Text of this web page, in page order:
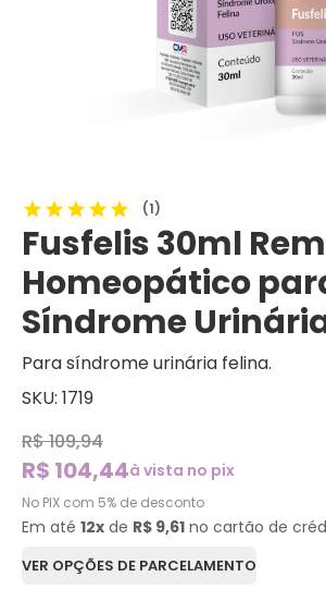
(1)
Fusfelis 30ml
Homeopático
Síndrome
Para síndrome urinária felina.
SKU: 1719
R$ 109,94
R$ 104,44à vista no pix
No PIX com 5% de desconto
Em até 12x de R$ 9,61 no cartão de
VER OPÇÕES DE PARCELAMENTO